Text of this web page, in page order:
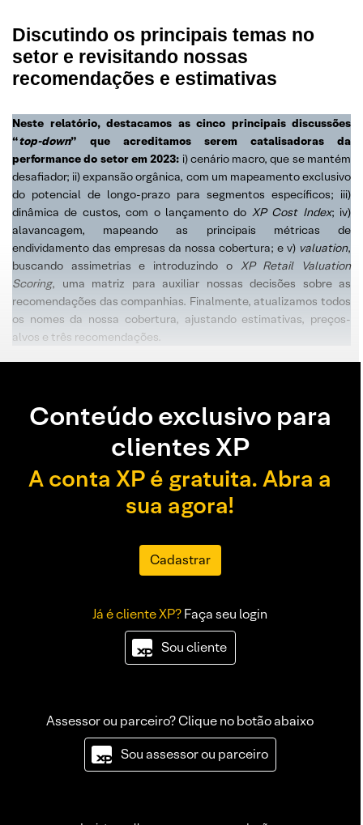
Discutindo os principais temas no
setor e revisitando nossas
recomendações e estimativas
Neste relatório, destacamos as cinco principais discussões
“top-down” que acreditamos serem catalisadoras da
performance do setor em 2023: i) cenário macro, que se mantém
desafiador; ii) expansão orgânica, com um mapeamento exclusivo
do potencial de longo-prazo para segmentos específicos; iii)
dinâmica de custos, com o lançamento do XP Cost Index; iv)
alavancagem, mapeando as principais métricas de
endividamento das empresas da nossa cobertura; e v) valuation,
buscando assimetrias e introduzindo o XP Retail Valuation
Scoring, uma matriz para auxiliar nossas decisões sobre as
recomendações das companhias. Finalmente, atualizamos todos
os nomes da nossa cobertura, ajustando estimativas, preços-
alvos e três recomendações.
Conteúdo exclusivo para
clientes XP
A conta XP é gratuita. Abra a
sua agora!
Cadastrar
Já é cliente XP?Faça seu login
Sou cliente
Assessor ou parceiro? Clique no botão abaixo
Sou assessor ou parceiro